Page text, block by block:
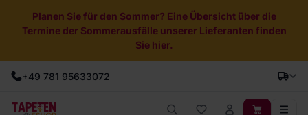
Planen Sie für den Sommer? Eine Übersicht über die
Termine der Sommerausfälle unserer Lieferanten finden
Sie hier.
+49 781 95633072